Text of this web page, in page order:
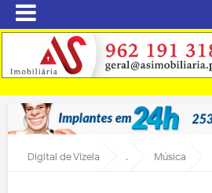
Digital de Vizela . Música